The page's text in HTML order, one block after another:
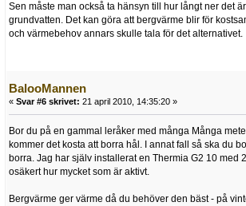
Sen måste man också ta hänsyn till hur långt ner det
grundvatten. Det kan göra att bergvärme blir för
och värmebehov annars skulle tala för det alternativet.
BalooMannen
« Svar #6 skrivet: 21 april 2010, 14:35:20 »
Bor du på en gammal leråker med många Många
kommer det kosta att borra hål. I annat fall så ska du
borra. Jag har själv installerat en Thermia G2 10 med
osäkert hur mycket som är aktivt.
Bergvärme ger värme då du behöver den bäst - på